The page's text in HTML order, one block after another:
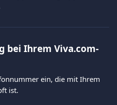
bei Ihrem Viva.com-
ein, die mit Ihrem
ist.